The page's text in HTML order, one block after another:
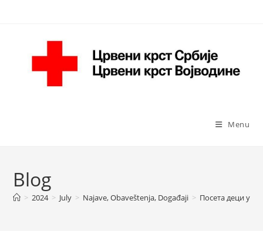
Menu
Blog
> 2024 > July > Najave, Obaveštenja, Događaji > Посета деци у